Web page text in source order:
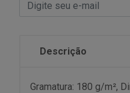
Descrição
Gramatura: 180 g/m²,